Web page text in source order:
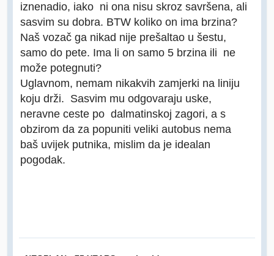
iznenadio, iako ni ona nisu skroz savršena, ali
sasvim su dobra. BTW koliko on ima brzina?
Naš vozač ga nikad nije prešaltao u šestu,
samo do pete. Ima li on samo 5 brzina ili ne
može potegnuti?
Uglavnom, nemam nikakvih zamjerki na liniju
koju drži. Sasvim mu odgovaraju uske,
neravne ceste po dalmatinskoj zagori, a s
obzirom da za popuniti veliki autobus nema
baš uvijek putnika, mislim da je idealan
pogodak.